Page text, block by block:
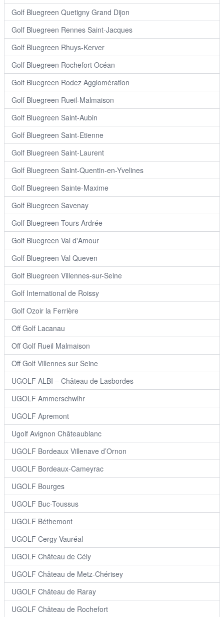
Golf Bluegreen Quetigny Grand Dijon
Golf Bluegreen Rennes Saint-Jacques
Golf Bluegreen Rhuys-Kerver
Golf Bluegreen Rochefort Océan
Golf Bluegreen Rodez Agglomération
Golf Bluegreen Rueil-Malmaison
Golf Bluegreen Saint-Aubin
Golf Bluegreen Saint-Etienne
Golf Bluegreen Saint-Laurent
Golf Bluegreen Saint-Quentin-en-Yvelines
Golf Bluegreen Sainte-Maxime
Golf Bluegreen Savenay
Golf Bluegreen Tours Ardrée
Golf Bluegreen Val d'Amour
Golf Bluegreen Val Queven
Golf Bluegreen Villennes-sur-Seine
Golf International de Roissy
Golf Ozoir la Ferrière
Off Golf Lacanau
Off Golf Rueil Malmaison
Off Golf Villennes sur Seine
UGOLF ALBI – Château de Lasbordes
UGOLF Ammerschwihr
UGOLF Apremont
Ugolf Avignon Châteaublanc
UGOLF Bordeaux Villenave d’Ornon
UGOLF Bordeaux-Cameyrac
UGOLF Bourges
UGOLF Buc-Toussus
UGOLF Béthemont
UGOLF Cergy-Vauréal
UGOLF Château de Cély
UGOLF Château de Metz-Chérisey
UGOLF Château de Raray
UGOLF Château de Rochefort